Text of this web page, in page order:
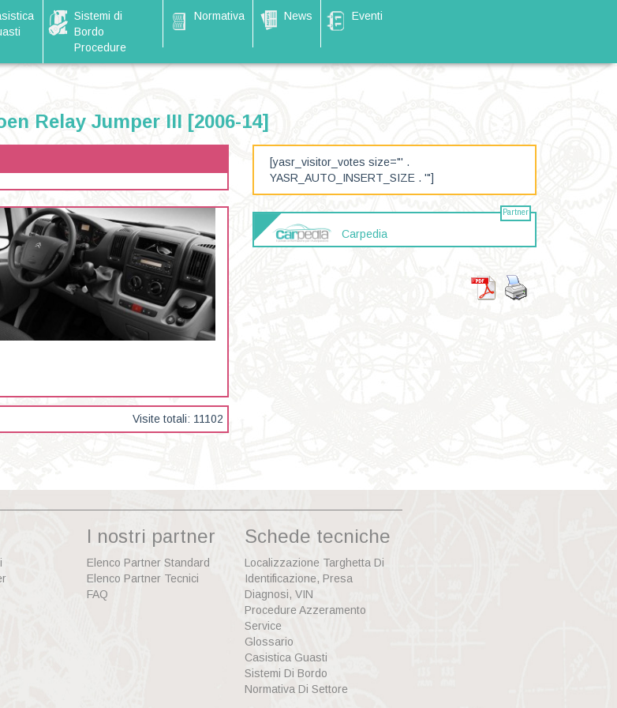
Sistemi di
Bordo
Procedure
Normativa News Eventi
Relay Jumper III [2006-14]
Visite totali: 11102
[yasr_visitor_votes size="' .
YASR_AUTO_INSERT_SIZE . '"]
Partner
Carpedia
I nostri partner
Elenco Partner Standard
Elenco Partner Tecnici
FAQ
Schede tecniche
Localizzazione Targhetta Di
Identificazione, Presa
Diagnosi, VIN
Procedure Azzeramento
Service
Glossario
Casistica Guasti
Sistemi Di Bordo
Normativa Di Settore